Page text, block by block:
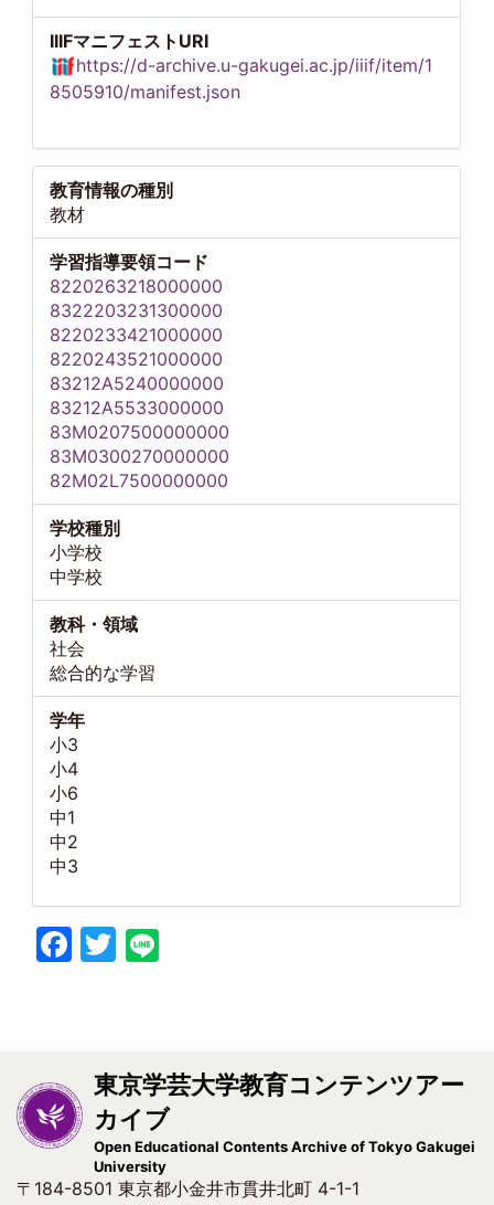
IIIFマニフェストURI
https://d-archive.u-gakugei.ac.jp/iiif/item/1
8505910/manifest.json
教育情報の種別
教材
学習指導要領コード
8220263218000000
8322203231300000
8220233421000000
8220243521000000
83212A5240000000
83212A5533000000
83M0207500000000
83M0300270000000
82M02L7500000000
学校種別
小学校
中学校
教科・領域
社会
総合的な学習
学年
小3
小4
小6
中1
中2
中3
Facebook
Twitter
東京学芸大学教育コンテンツアー
カイブ
Open Educational Contents Archive of Tokyo Gakugei
University
〒184-8501 東京都小金井市貫井北町 4-1-1